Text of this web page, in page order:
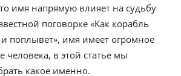
имя напрямую влияет на судьбу
поговорке «Как корабль
поплывет», имя имеет огромное
человека, в этой статье мы
какое именно.